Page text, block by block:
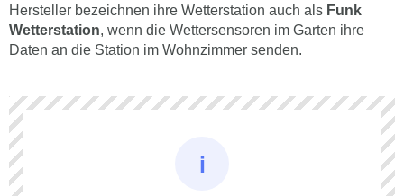
Hersteller bezeichnen ihre Wetterstation auch als Funk
Wetterstation, wenn die Wettersensoren im Garten ihre
Daten an die Station im Wohnzimmer senden.